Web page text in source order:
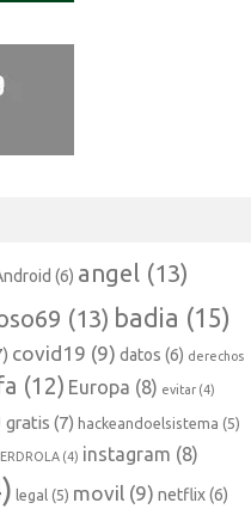
(6) angel (13)
(13) badia (15)
covid19 (9) datos (6) derechos
(12) Europa (8) evitar (4)
gratis (7) hackeandoelsistema (5)
(4) instagram (8)
legal (5) movil (9) netflix(6)